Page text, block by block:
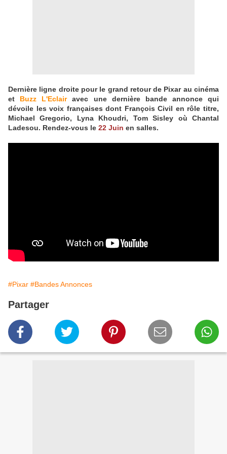
Dernière ligne droite pour le grand retour de Pixar au cinéma
et Buzz L'Eclairavec une dernière bande annonce qui
dévoile les voix françaises dont François Civil en rôle titre,
Michael Gregorio, Lyna Khoudri, Tom Sisley où Chantal
Ladesou. Rendez-vous le 22 Juin en salles.
#Pixar #Bandes Annonces
Partager